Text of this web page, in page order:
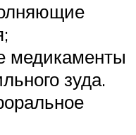
медикаменты
зуда.